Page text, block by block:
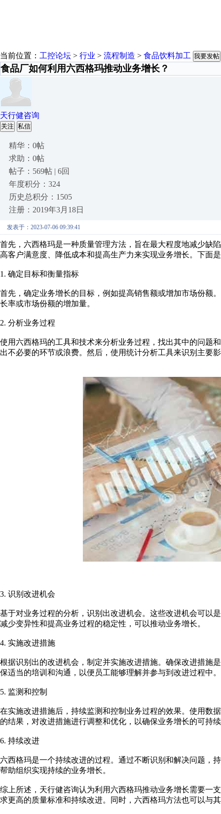
当前位置： 工控论坛 > 行业 > 流程制造 > 食品饮料加工 我要发帖
食品厂如何利用六西格玛推动业务增长？
天行健咨询
关注 私信
精华：0帖
求助：0帖
帖子：569帖 | 6回
年度积分：324
历史总积分：1505
注册：2019年3月18日
发表于：2023-07-06 09:39:41
首先，六西格玛是一种质量管理方法，旨在最大程度地减少缺
高客户满意度、降低成本和提高生产力来实现业务增长。下面
1. 确定目标和衡量指标
首先，确定业务增长的目标，例如提高销售额或增加市场份额
长率或市场份额的增加量。
2. 分析业务过程
使用六西格玛的工具和技术来分析业务过程，找出其中的问题
出不必要的环节或浪费。然后，使用统计分析工具来识别主要
3. 识别改进机会
基于对业务过程的分析，识别出改进机会。这些改进机会可以
减少变异性和提高业务过程的稳定性，可以推动业务增长。
4. 实施改进措施
根据识别出的改进机会，制定并实施改进措施。确保改进措施
保适当的培训和沟通，以便员工能够理解并参与到改进过程中。
5. 监测和控制
在实施改进措施后，持续监测和控制业务过程的效果。使用数
的结果，对改进措施进行调整和优化，以确保业务增长的可持
6. 持续改进
六西格玛是一个持续改进的过程。通过不断识别和解决问题，
帮助组织实现持续的业务增长。
综上所述，天行健咨询认为利用六西格玛推动业务增长需要一
求更高的质量标准和持续改进。同时，六西格玛方法也可以与